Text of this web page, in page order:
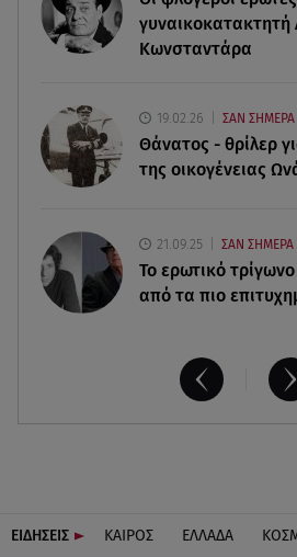
K-beauty blush: Τα viral ρουζ
πολυπόθητο κορεάτικο glow
Παραλίες: Πάνω από 1.500
drones και νέες τεχνολογίες
Κωνσταντάρα
19.02.26 ΣΑΝ ΣΗΜΕΡΑ
Θάνατος - θρίλερ
της οικογένειας
21.09.25 ΣΑΝ ΣΗΜΕΡΑ
Το ερωτικό
από τα πιο
ΕΙΔΗΣΕΙΣ ΚΑΙΡΟΣ ΕΛΛΑΔΑ